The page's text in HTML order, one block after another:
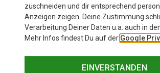
zuschneiden und dir entsprechend
Anzeigen zeigen. Deine Zustimmung
Verarbeitung Deiner Daten u.a. auch in
Mehr Infos findest Du auf der Google
EINVERSTANDEN